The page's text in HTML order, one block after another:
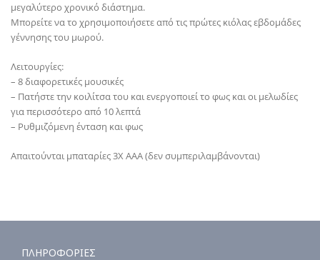
μεγαλύτερο χρονικό διάστημα.
Μπορείτε να το χρησιμοποιήσετε από τις πρώτες κιόλας εβδομάδες
γέννησης του μωρού.
Λειτουργίες:
– 8 διαφορετικές μουσικές
– Πατήστε την κοιλίτσα του και ενεργοποιεί το φως και οι μελωδίες
για περισσότερο από 10 λεπτά
– Ρυθμιζόμενη ένταση και φως
Απαιτούνται μπαταρίες 3X AAΑ (δεν συμπεριλαμβάνονται)
ΠΛΗΡΟΦΟΡΙΕΣ